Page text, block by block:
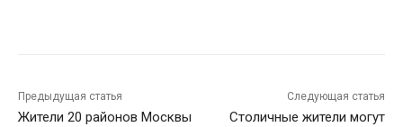
Предыдущая статья
Жители 20 районов Москвы
Следующая статья
Столичные жители могут